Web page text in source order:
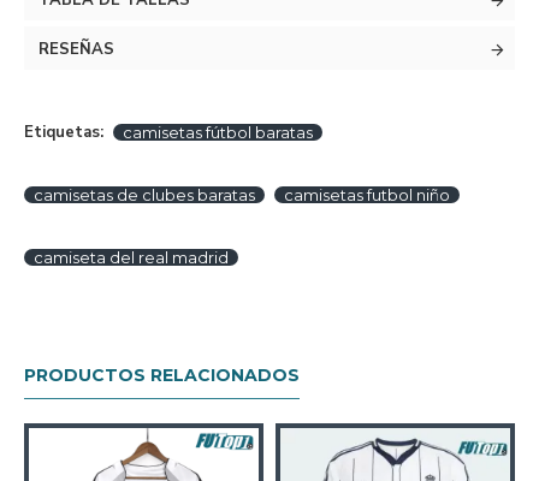
RESEÑAS
Etiquetas: camisetas fútbol baratas
camisetas de clubes baratas camisetas futbol niño
camiseta del real madrid
PRODUCTOS RELACIONADOS